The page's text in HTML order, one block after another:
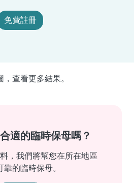
免費註冊
，查看更多結果。
適的臨時保母嗎？
，我們將幫您在所在地區
靠的臨時保母。